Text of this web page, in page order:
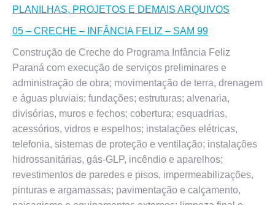
PLANILHAS, PROJETOS E DEMAIS ARQUIVOS
05 – CRECHE – INFÂNCIA FELIZ – SAM 99
Construção de Creche do Programa Infância Feliz
Paraná com execução de serviços preliminares e
administração de obra; movimentação de terra, drenagem
e águas pluviais; fundações; estruturas; alvenaria,
divisórias, muros e fechos; cobertura; esquadrias,
acessórios, vidros e espelhos; instalações elétricas,
telefonia, sistemas de proteção e ventilação; instalações
hidrossanitárias, gás-GLP, incêndio e aparelhos;
revestimentos de paredes e pisos, impermeabilizações,
pinturas e argamassas; pavimentação e calçamento,